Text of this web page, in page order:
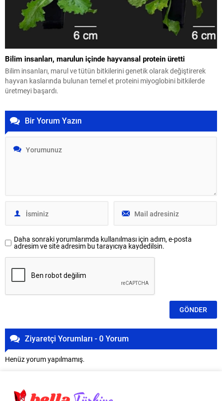
Bilim insanları, marulun içinde hayvansal protein üretti
Bilim insanları, marul ve tütün bitkilerini genetik olarak değiştirerek
hayvan kaslarında bulunan temel et proteini miyoglobini bitkilerde
üretmeyi başardı.
Bir Yorum Yazın
Daha sonraki yorumlarımda kullanılması için adım, e-posta
adresim ve site adresim bu tarayıcıya kaydedilsin.
Ziyaretçi Yorumları - 0 Yorum
Henüz yorum yapılmamış.